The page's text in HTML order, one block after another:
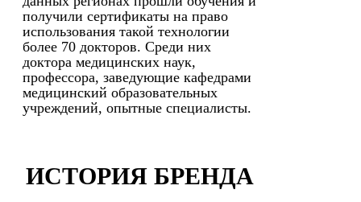
получили сертификаты на право
использования такой технологии
более 70 докторов. Среди них
доктора медицинских наук,
профессора, заведующие кафедрами
медицинский образовательных
учреждений, опытные специалисты.
ИСТОРИЯ БРЕНДА